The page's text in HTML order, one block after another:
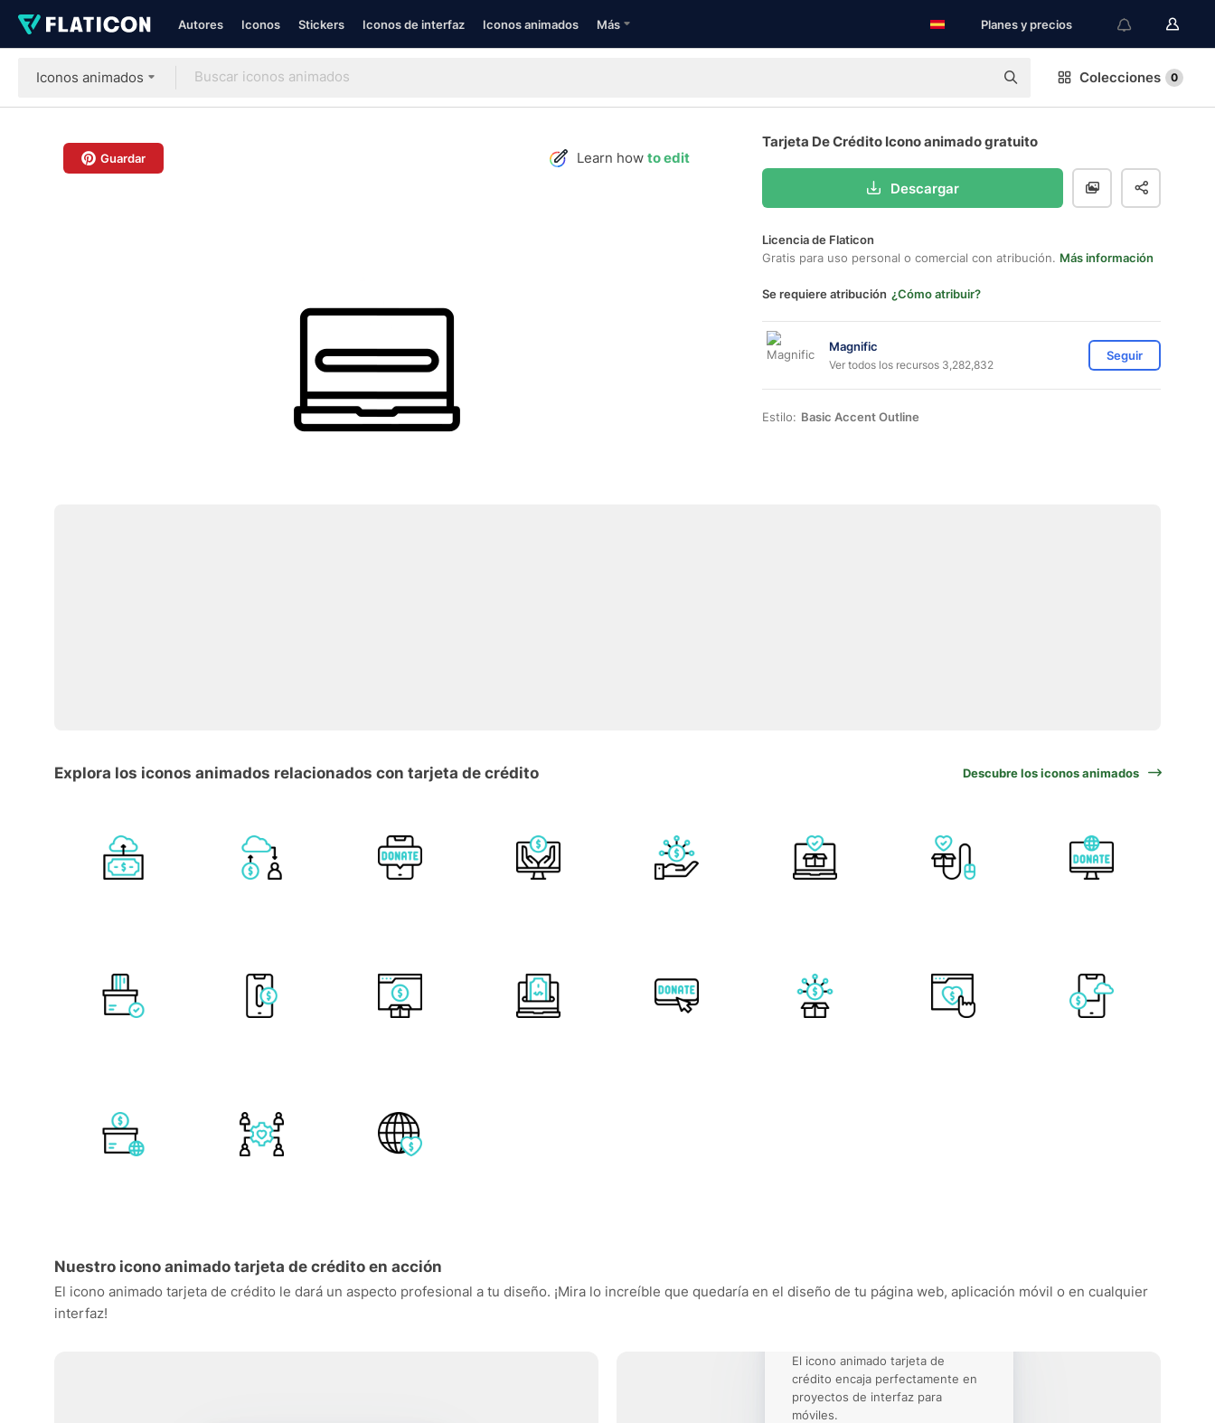
Autores Iconos Stickers Iconos de interfaz Iconos animados Más Planes y precios
Iconos animados Colecciones 0
Guardar Learn how to edit
Tarjeta De Crédito Icono animado gratuito
Descargar
Licencia de Flaticon
Gratis para uso personal o comercial con atribución. Más información
Se requiere atribución ¿Cómo atribuir?
Magnific
Ver todos los recursos 3,282,832
Seguir
Estilo: Basic Accent Outline
Explora los iconos animados relacionados con tarjeta de crédito Descubre los iconos animados
Nuestro icono animado tarjeta de crédito en acción
El icono animado tarjeta de crédito le dará un aspecto profesional a tu diseño. ¡Mira lo increíble que quedaría en el diseño de tu página web, aplicación móvil o en cualquier
interfaz!
El icono animado tarjeta de
crédito encaja perfectamente en
proyectos de interfaz para
móviles.